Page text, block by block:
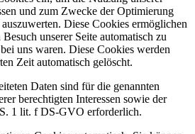
und zum Zwecke der Optimierung
Diese Cookies ermöglichen
unserer Seite automatisch zu
uns waren. Diese Cookies werden
Zeit automatisch gelöscht.
Daten sind für die genannten
berechtigten Interessen sowie der
1 lit. f DS-GVO erforderlich.